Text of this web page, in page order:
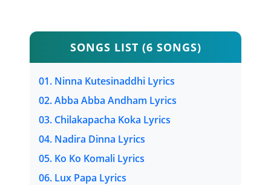
SONGS LIST (6 SONGS)
01. Ninna Kutesinaddhi Lyrics
02. Abba Abba Andham Lyrics
03. Chilakapacha Koka Lyrics
04. Nadira Dinna Lyrics
05. Ko Ko Komali Lyrics
06. Lux Papa Lyrics